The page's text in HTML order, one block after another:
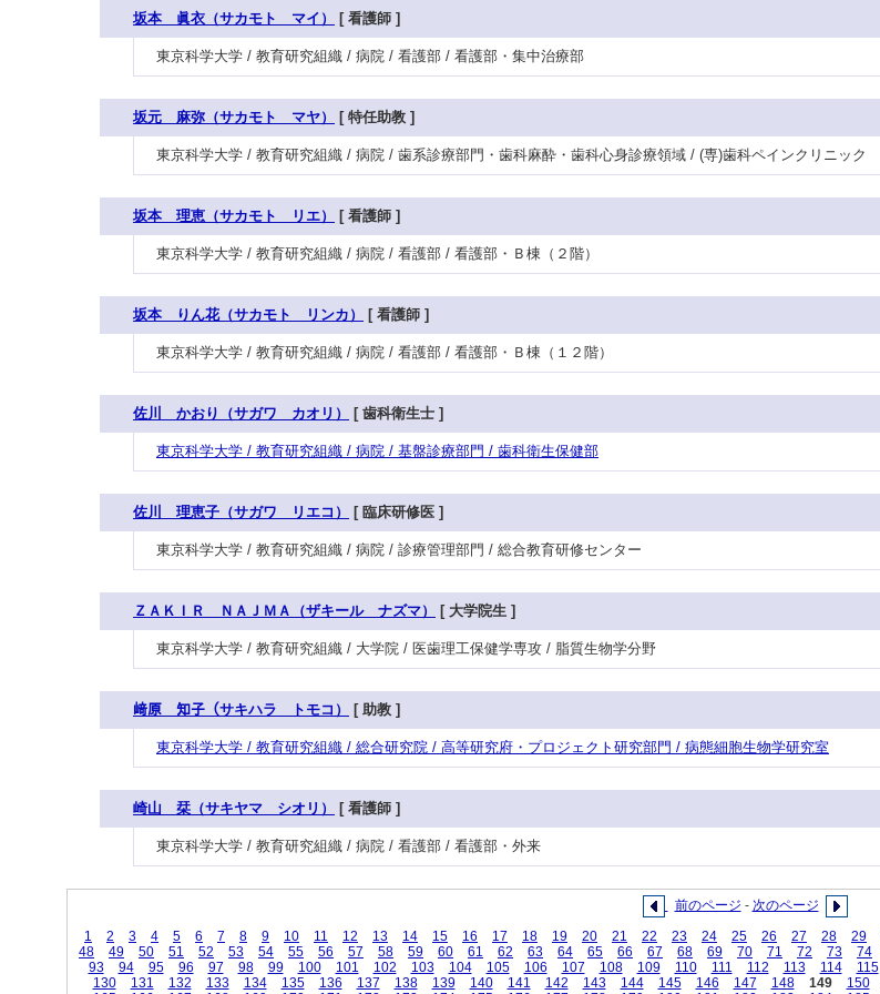
坂本 眞衣（サカモト マイ） [ 看護師 ]
東京科学大学 / 教育研究組織 / 病院 / 看護部 / 看護部・集中治療部
坂元 麻弥（サカモト マヤ） [ 特任助教 ]
東京科学大学 / 教育研究組織 / 病院 / 歯系診療部門・歯科麻酔・歯科心身診療領域 / (専)歯科ペインクリニック
坂本 理恵（サカモト リエ） [ 看護師 ]
東京科学大学 / 教育研究組織 / 病院 / 看護部 / 看護部・Ｂ棟（２階）
坂本 りん花（サカモト リンカ） [ 看護師 ]
東京科学大学 / 教育研究組織 / 病院 / 看護部 / 看護部・Ｂ棟（１２階）
佐川 かおり（サガワ カオリ） [ 歯科衛生士 ]
東京科学大学 / 教育研究組織 / 病院 / 基盤診療部門 / 歯科衛生保健部
佐川 理恵子（サガワ リエコ） [ 臨床研修医 ]
東京科学大学 / 教育研究組織 / 病院 / 診療管理部門 / 総合教育研修センター
ＺＡＫＩＲ ＮＡＪＭＡ（ザキール ナズマ） [ 大学院生 ]
東京科学大学 / 教育研究組織 / 大学院 / 医歯理工保健学専攻 / 脂質生物学分野
﨑原 知子（サキハラ トモコ） [ 助教 ]
東京科学大学 / 教育研究組織 / 総合研究院 / 高等研究府・プロジェクト研究部門 / 病態細胞生物学研究室
崎山 栞（サキヤマ シオリ） [ 看護師 ]
東京科学大学 / 教育研究組織 / 病院 / 看護部 / 看護部・外来
前のページ - 次のページ
1
2 3 4 5 6 7 8 9 10 11 12 13 14 15 16 17 18 19 20 21 22 23 24 25 26 27 28 29
48
49 50 51 52 53 54 55 56 57 58 59 60 61 62 63 64 65 66 67 68 69 70 71 72 73 74
93
94 95 96 97 98 99 100 101 102 103 104 105 106 107 108 109 110 111 112 113 114 115
130
131 132 133 134 135 136 137 138 139 140 141 142 143 144 145 146 147 148 149 150